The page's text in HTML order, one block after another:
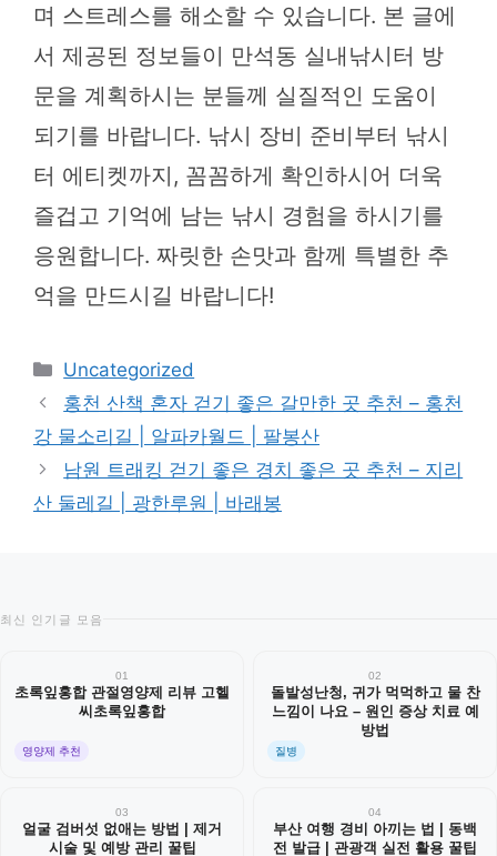
며 스트레스를 해소할 수 있습니다. 본 글에
서 제공된 정보들이 만석동 실내낚시터 방
문을 계획하시는 분들께 실질적인 도움이
되기를 바랍니다. 낚시 장비 준비부터 낚시
터 에티켓까지, 꼼꼼하게 확인하시어 더욱
즐겁고 기억에 남는 낚시 경험을 하시기를
응원합니다. 짜릿한 손맛과 함께 특별한 추
억을 만드시길 바랍니다!
카
테
고
리
Uncategorized
홍천 산책 혼자 걷기 좋은 갈만한 곳 추천 – 홍천
강 물소리길 | 알파카월드 | 팔봉산
남원 트래킹 걷기 좋은 경치 좋은 곳 추천 – 지리
산 둘레길 | 광한루원 | 바래봉
최신 인기글 모음
01
초록잎홍합 관절영양제 리뷰 고헬
씨초록잎홍합
영양제 추천
02
돌발성난청, 귀가 먹먹하고 물 찬
느낌이 나요 – 원인 증상 치료 예
방법
질병
03
얼굴 검버섯 없애는 방법 | 제거
시술 및 예방 관리 꿀팁
04
부산 여행 경비 아끼는 법 | 동백
전 발급 | 관광객 실전 활용 꿀팁